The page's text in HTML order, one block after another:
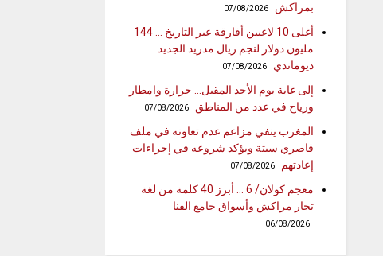
بمراكش
07/08/2026
أغلى 10 لاعبين أفارقة عبر التاريخ … 144
مليون دولار لنجم ريال مدريد الجديد
ديوماندي
07/08/2026
إلى غاية يوم الأحد المقبل… حرارة وامطار
ورياح في عدد من المناطق
07/08/2026
المغرب ينفي مزاعم عدم تعاونه في ملف
قاصري سبتة ويؤكد شروعه في إجراءات
إعادتهم
07/08/2026
معجم كولان/ 6 … أبرز 40 كلمة من لغة
تجار مراكش وأسواق جامع الفنا
06/08/2026